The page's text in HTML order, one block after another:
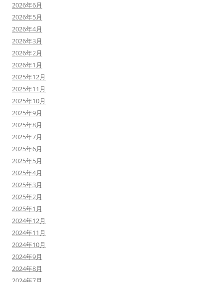
2026年6月
2026年5月
2026年4月
2026年3月
2026年2月
2026年1月
2025年12月
2025年11月
2025年10月
2025年9月
2025年8月
2025年7月
2025年6月
2025年5月
2025年4月
2025年3月
2025年2月
2025年1月
2024年12月
2024年11月
2024年10月
2024年9月
2024年8月